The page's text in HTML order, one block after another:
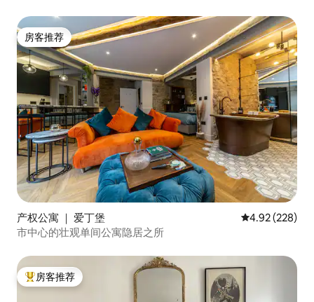
房客推荐
房客推荐
产权公寓 ｜ 爱丁堡 平均评分 4.92
4.92 (228)
市中心的壮观单间公寓隐居之所
热门「房客推荐」
房客推荐